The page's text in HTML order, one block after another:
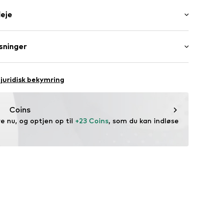
Waist
Bomuld, 5% Elasthan
1-7 bekymring
Coins
nu, og optjen op til +23 Coins, som du kan indløse